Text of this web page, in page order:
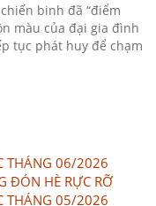
binh đã “điểm
màu của đại gia đình
tục phát huy để chạm
THÁNG 06/2026
ĐÓN HÈ RỰC RỠ
THÁNG 05/2026